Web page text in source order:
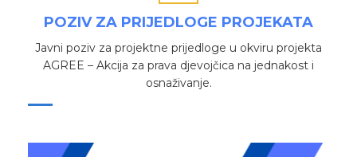
POZIV ZA PRIJEDLOGE PROJEKATA
Javni poziv za projektne prijedloge u okviru projekta
AGREE – Akcija za prava djevojčica na jednakost i
osnaživanje.